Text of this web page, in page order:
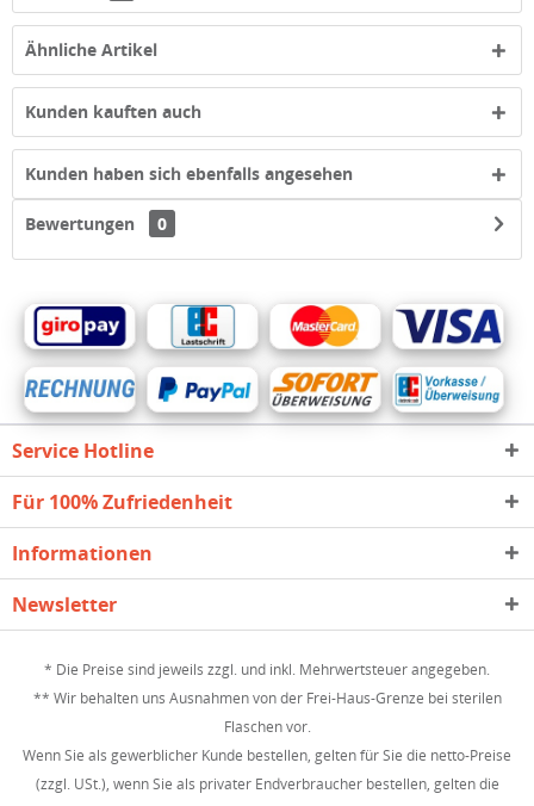
Ähnliche Artikel
Kunden kauften auch
Kunden haben sich ebenfalls angesehen
Bewertungen 0
Service Hotline
Für 100% Zufriedenheit
Informationen
Newsletter
* Die Preise sind jeweils zzgl. und inkl. Mehrwertsteuer angegeben.
** Wir behalten uns Ausnahmen von der Frei-Haus-Grenze bei sterilen
Flaschen vor.
Wenn Sie als gewerblicher Kunde bestellen, gelten für Sie die netto-Preise
(zzgl. USt.), wenn Sie als privater Endverbraucher bestellen, gelten die